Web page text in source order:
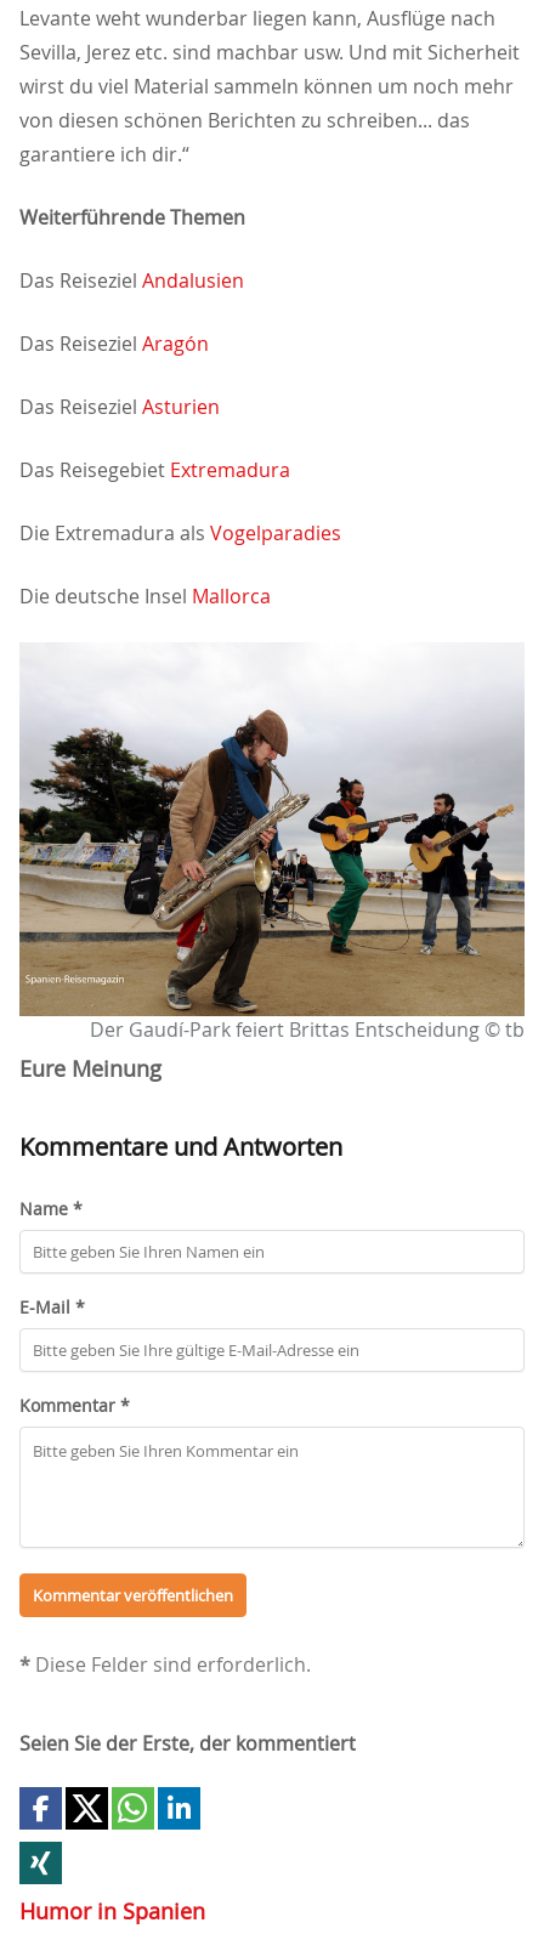
Levante weht wunderbar liegen kann, Ausflüge nach
Sevilla, Jerez etc. sind machbar usw. Und mit Sicherheit
wirst du viel Material sammeln können um noch mehr
von diesen schönen Berichten zu schreiben... das
garantiere ich dir.“
Weiterführende Themen
Das Reiseziel Andalusien
Das Reiseziel Aragón
Das Reiseziel Asturien
Das Reisegebiet Extremadura
Die Extremadura als Vogelparadies
Die deutsche Insel Mallorca
Der Gaudí-Park feiert Brittas Entscheidung © tb
Eure Meinung
Kommentare und Antworten
Name *
E-Mail *
Kommentar *
* Diese Felder sind erforderlich.
Seien Sie der Erste, der kommentiert
Humor in Spanien